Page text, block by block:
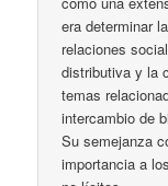
era determinar
relaciones
distributiva y la
temas
intercambio de
Su semejanza
importancia a